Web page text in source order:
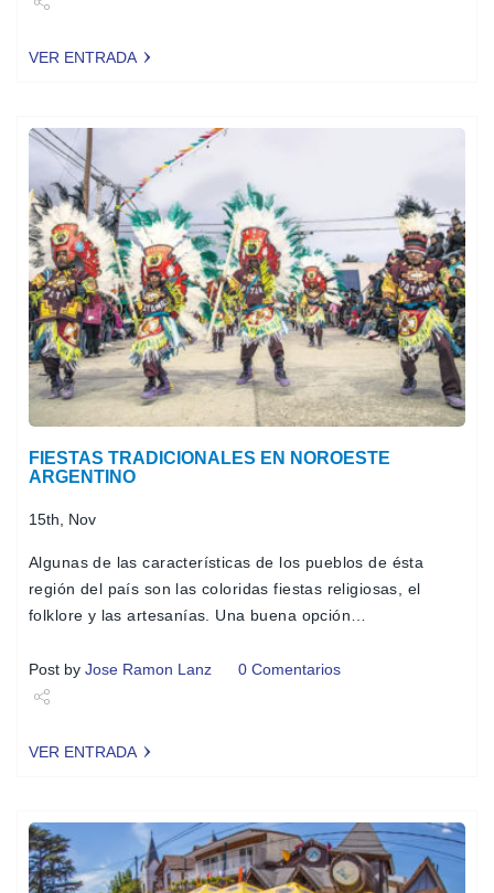
VER ENTRADA
FIESTAS TRADICIONALES EN NOROESTE
ARGENTINO
15th, Nov
Algunas de las características de los pueblos de ésta
región del país son las coloridas fiestas religiosas, el
folklore y las artesanías. Una buena opción…
Post by Jose Ramon Lanz 0 Comentarios
VER ENTRADA